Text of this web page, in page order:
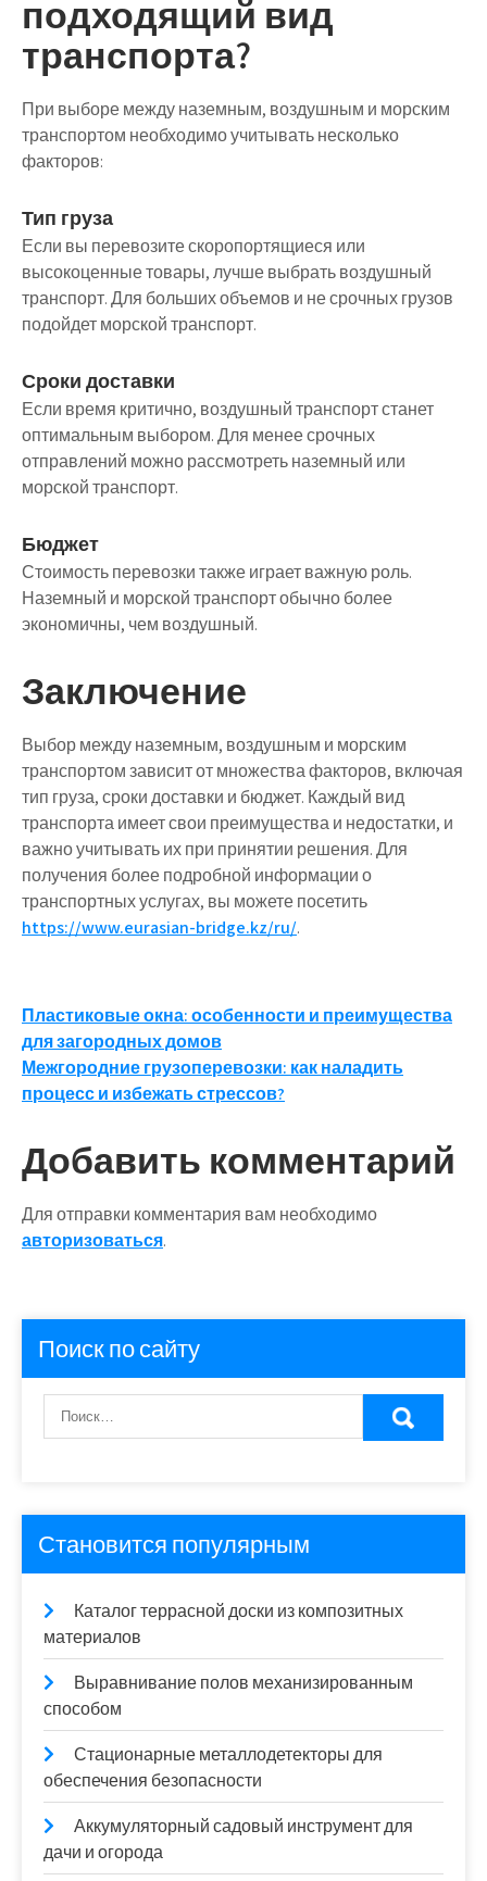
подходящий вид
транспорта?
При выборе между наземным, воздушным и морским
транспортом необходимо учитывать несколько
факторов:
Тип груза
Если вы перевозите скоропортящиеся или
высокоценные товары, лучше выбрать воздушный
транспорт. Для больших объемов и не срочных грузов
подойдет морской транспорт.
Сроки доставки
Если время критично, воздушный транспорт станет
оптимальным выбором. Для менее срочных
отправлений можно рассмотреть наземный или
морской транспорт.
Бюджет
Стоимость перевозки также играет важную роль.
Наземный и морской транспорт обычно более
экономичны, чем воздушный.
Заключение
Выбор между наземным, воздушным и морским
транспортом зависит от множества факторов, включая
тип груза, сроки доставки и бюджет. Каждый вид
транспорта имеет свои преимущества и недостатки, и
важно учитывать их при принятии решения. Для
получения более подробной информации о
транспортных услугах, вы можете посетить
https://www.eurasian-bridge.kz/ru/.
Навигация
по
записям
Пластиковые окна: особенности и преимущества
для загородных домов
Межгородние грузоперевозки: как наладить
процесс и избежать стрессов?
Добавить комментарий
Для отправки комментария вам необходимо
авторизоваться.
Поиск по сайту
Становится популярным
Каталог террасной доски из композитных
материалов
Выравнивание полов механизированным
способом
Стационарные металлодетекторы для
обеспечения безопасности
Аккумуляторный садовый инструмент для
дачи и огорода